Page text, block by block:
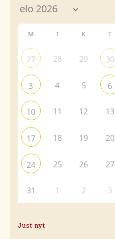
M T K T
27 28 29 30
3 4 5 6
10 11 12 13
17 18 19 20
24 25 26 27
31 1 2 3
Just nyt